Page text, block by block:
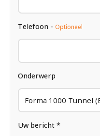
Telefoon - Optioneel
Onderwerp
Uw bericht *